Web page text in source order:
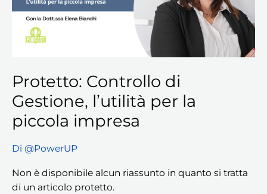
Protetto: Controllo di
Gestione, l’utilità per la
piccola impresa
Di @PowerUP
Non è disponibile alcun riassunto in quanto si tratta
di un articolo protetto.
la
piccola
impresa